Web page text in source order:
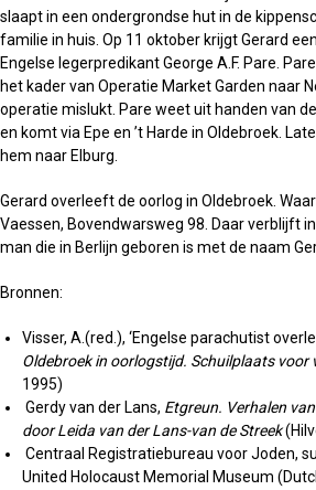
slaapt in een ondergrondse hut in de
familie in huis. Op 11 oktober krijgt Gerard
Engelse legerpredikant George A.F. Pare.
het kader van Operatie Market Garden naar
operatie mislukt. Pare weet uit handen van
en komt via Epe en ’t Harde in Oldebroek.
hem naar Elburg.
Gerard overleeft de oorlog in Oldebroek.
Vaessen, Bovendwarsweg 98. Daar verblijft
man die in Berlijn geboren is met de naam
Bronnen:
Visser, A.(red.), ‘Engelse parachutist
Oldebroek in oorlogstijd. Schuilplaats voor
1995)
Gerdy van der Lans, Etgreun. Verhalen
door Leida van der Lans-van de Streek
Centraal Registratiebureau voor Joden,
United Holocaust Memorial Museum